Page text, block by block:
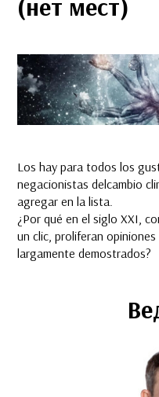
(нет мест)
Los hay para todos los
negacionistas delcambio
agregar en la lista.
¿Por qué en el siglo XXI,
un clic, proliferan
largamente demostrados?